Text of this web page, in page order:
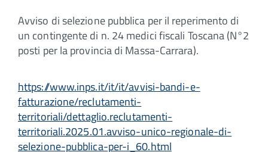
Avviso di selezione pubblica per il reperimento di
un contingente di n. 24 medici fiscali Toscana (N°2
posti per la provincia di Massa-Carrara).
https://www.inps.it/it/it/avvisi-bandi-e-
fatturazione/reclutamenti-
territoriali/dettaglio.reclutamenti-
territoriali.2025.01.avviso-unico-regionale-di-
selezione-pubblica-per-i_60.html